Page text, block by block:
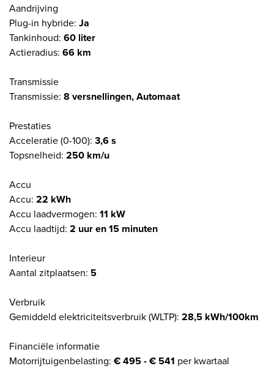
Aandrijving
Plug-in hybride: Ja
Tankinhoud: 60 liter
Actieradius: 66 km
Transmissie
Transmissie: 8 versnellingen, Automaat
Prestaties
Acceleratie (0-100): 3,6 s
Topsnelheid: 250 km/u
Accu
Accu: 22 kWh
Accu laadvermogen: 11 kW
Accu laadtijd: 2 uur en 15 minuten
Interieur
Aantal zitplaatsen: 5
Verbruik
Gemiddeld elektriciteitsverbruik (WLTP): 28,5 kWh/100km
Financiële informatie
Motorrijtuigenbelasting: € 495 - € 541 per kwartaal